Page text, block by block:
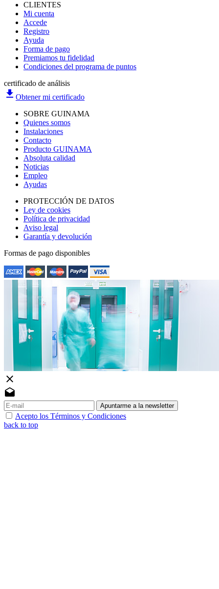
CLIENTES
Mi cuenta
Accede
Registro
Ayuda
Forma de pago
Premiamos tu fidelidad
Condiciones del programa de puntos
certificado de análisis
file_download Obtener mi certificado
SOBRE GUINAMA
Quienes somos
Instalaciones
Contacto
Producto GUINAMA
Absoluta calidad
Noticias
Empleo
Ayudas
PROTECCIÓN DE DATOS
Ley de cookies
Política de privacidad
Aviso legal
Garantía y devolución
Formas de pago disponibles
close
drafts
Apuntarme a la newsletter
Acepto los Términos y Condiciones
back to top